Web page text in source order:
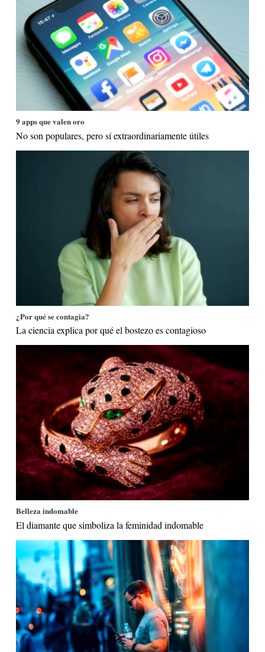
9 apps que valen oro
No son populares, pero sí extraordinariamente útiles
¿Por qué se contagia?
La ciencia explica por qué el bostezo es contagioso
Belleza indomable
El diamante que simboliza la feminidad indomable